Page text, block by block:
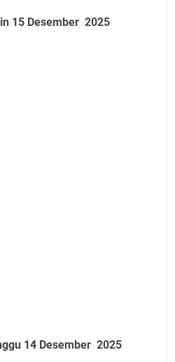
15 Desember 2025
14 Desember 2025